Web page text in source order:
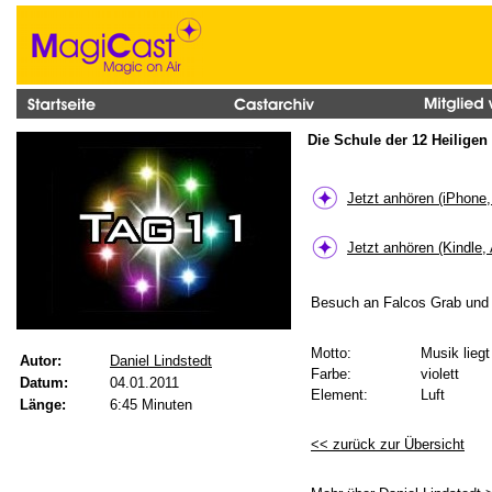
Autor:
Daniel Lindstedt
Datum:
04.01.2011
Länge:
6:45 Minuten
Die Schule der 12 Heiligen
Jetzt anhören
Jetzt anhören (Kindle,
Besuch an Falcos Grab
Motto:
Musik
Farbe:
violett
Element:
Luft
<< zurück zur Übersicht